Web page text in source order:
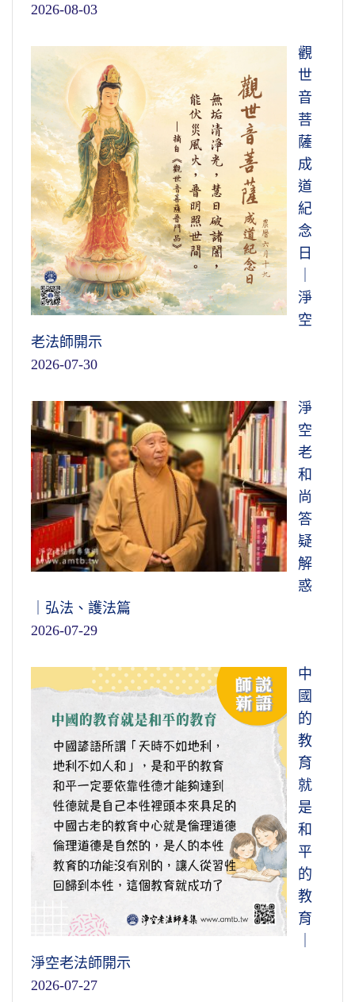
2026-08-03
觀
世
音
菩
薩
成
道
紀
念
日
淨
空
老法師開示
2026-07-30
淨
空
老
和
尚
答
疑
解
惑
｜弘法、護法篇
2026-07-29
中
國
的
教
育
就
是
和
平
的
教
育
淨空老法師開示
2026-07-27